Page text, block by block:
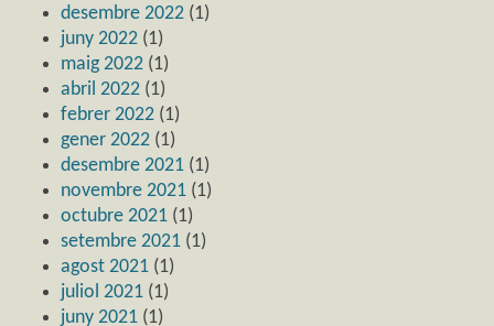
desembre 2022 (1)
juny 2022 (1)
maig 2022 (1)
abril 2022 (1)
febrer 2022 (1)
gener 2022 (1)
desembre 2021 (1)
novembre 2021 (1)
octubre 2021 (1)
setembre 2021 (1)
agost 2021 (1)
juliol 2021 (1)
juny 2021 (1)